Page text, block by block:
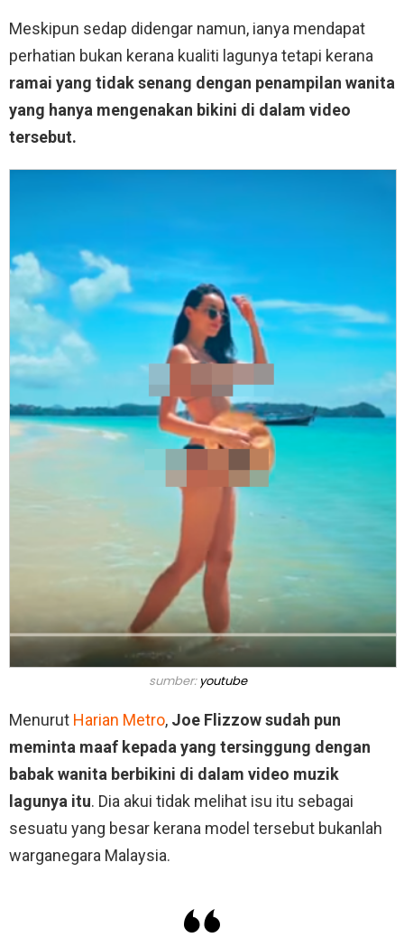
e
r
Meskipun sedap didengar namun, ianya mendapat
perhatian bukan kerana kualiti lagunya tetapi kerana
ramai yang tidak senang dengan penampilan wanita
yang hanya mengenakan bikini di dalam video
tersebut.
sumber: youtube
Menurut Harian Metro, Joe Flizzow sudah pun
meminta maaf kepada yang tersinggung dengan
babak wanita berbikini di dalam video muzik
lagunya itu. Dia akui tidak melihat isu itu sebagai
sesuatu yang besar kerana model tersebut bukanlah
warganegara Malaysia.